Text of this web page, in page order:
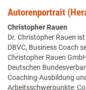
Autorenportrait
Christopher Rauen
Dr. Christopher Rauen
DBVC, Business Coach
Christopher Rauen
Deutschen
Coaching-Ausbildung
Arbeitsschwerpunkte: